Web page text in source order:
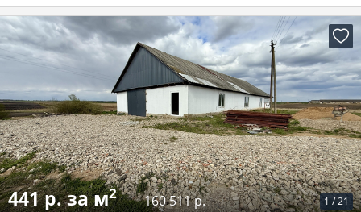
1 /21
441 р. за м2 160 511 р.